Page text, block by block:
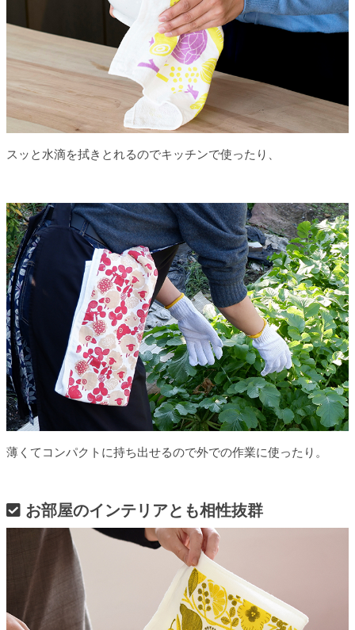
スッと水滴を拭きとれるのでキッチンで使ったり、
薄くてコンパクトに持ち出せるので外での作業に使ったり。
お部屋のインテリアとも相性抜群